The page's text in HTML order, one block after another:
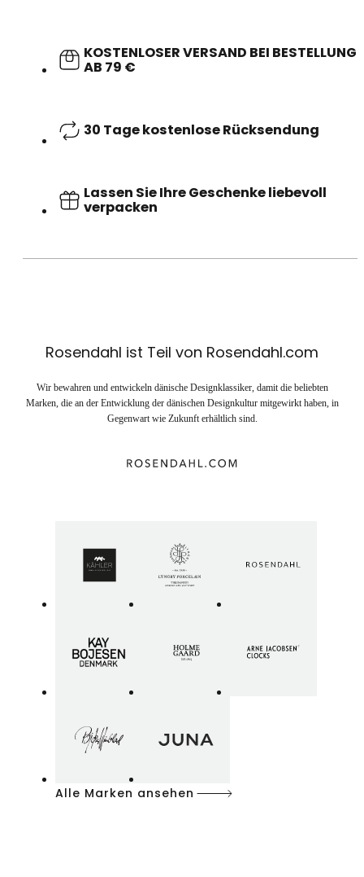
KOSTENLOSER VERSAND BEI
AB 79 €
30 Tage kostenlose Rücksendung
Lassen Sie Ihre Geschenke liebevoll
verpacken
Rosendahl ist Teil von Rosendahl.com
Wir bewahren und entwickeln dänische Designklassiker, damit die beliebten
Marken, die an der Entwicklung der dänischen Designkultur mitgewirkt haben, in
Gegenwart wie Zukunft erhältlich sind.
Alle Marken ansehen